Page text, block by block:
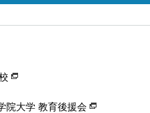
院大学 教育後援会